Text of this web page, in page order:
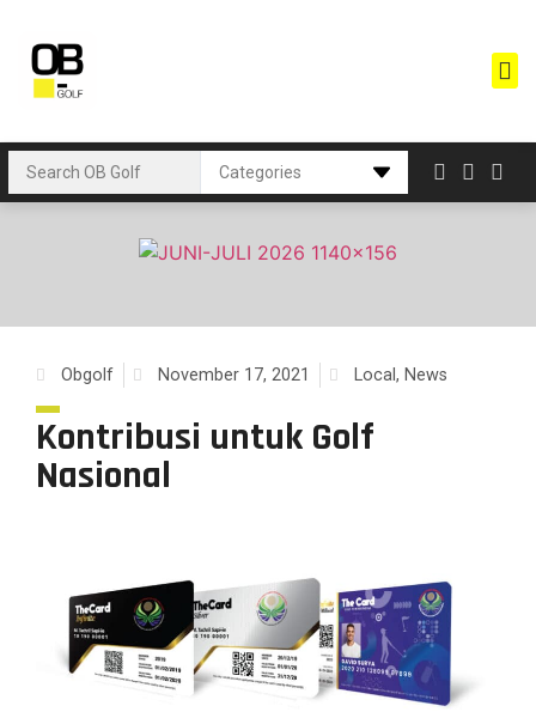
Obgolf November 17, 2021 Local, News
Kontribusi untuk Golf
Nasional